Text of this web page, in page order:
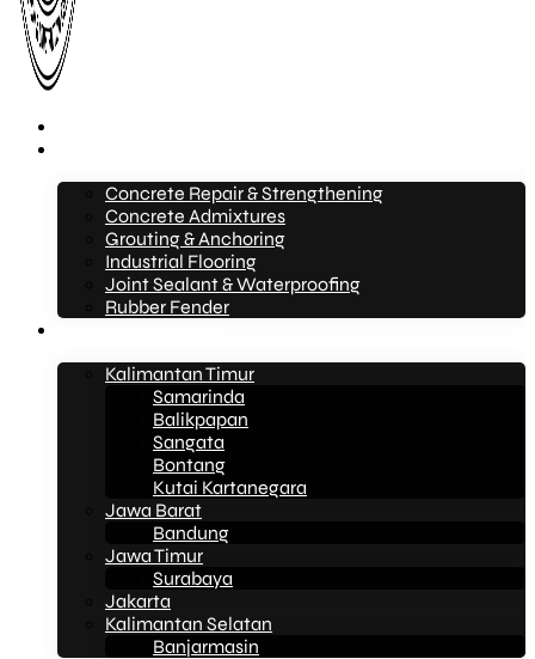
Concrete Repair & Strengthening
Concrete Admixtures
Grouting & Anchoring
Industrial Flooring
Joint Sealant & Waterproofing
Rubber Fender
Kalimantan Timur
Samarinda
Balikpapan
Sangata
Bontang
Kutai Kartanegara
Jawa Barat
Bandung
Jawa Timur
Surabaya
Jakarta
Kalimantan Selatan
Banjarmasin